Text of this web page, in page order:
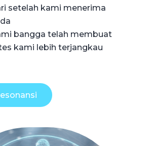
setelah kami menerima
bangga telah membuat
kami lebih terjangkau